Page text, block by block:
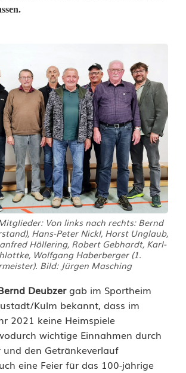
Von links nach rechts: Bernd
Hans-Peter Nickl, Horst Unglaub,
Höllering, Robert Gebhardt, Karl-
Wolfgang Haberberger (1.
Bild: Jürgen Masching
Deubzergab im Sportheim
Kulm bekannt, dass im
2021 keine Heimspiele
wichtige Einnahmen durch
und den Getränkeverlauf
eine Feier für das 100-jährige